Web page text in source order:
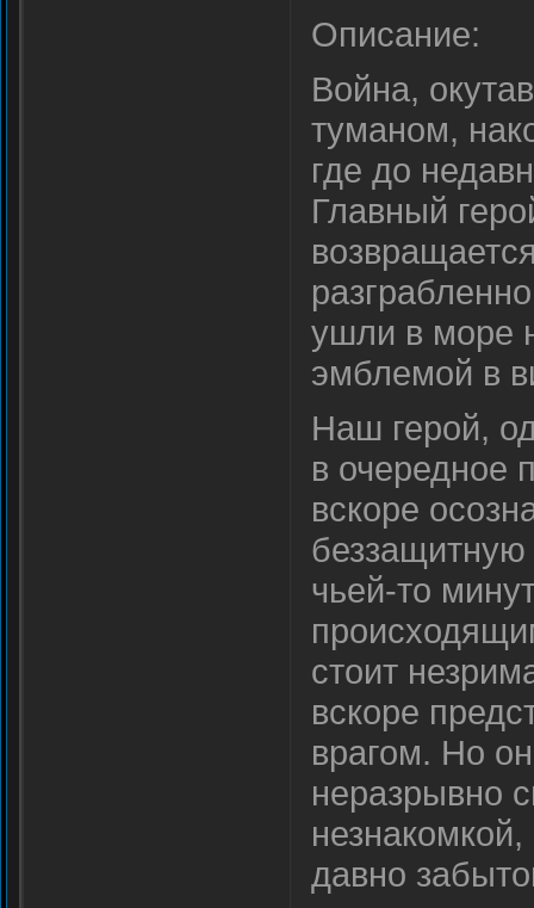
Описание:
Война,
туманом,
где до
Главный
ушли в море
эмблемой в
Наш герой,
в очередное
вскоре
чьей-то
стоит
вскоре
врагом. Но
неразрывно
давно